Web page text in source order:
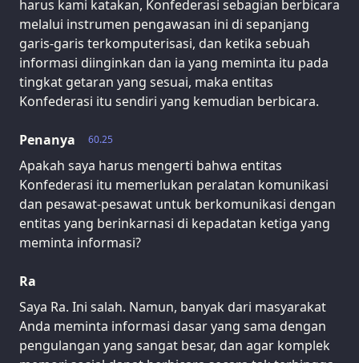
harus kami katakan, Konfederasi sebagian berbicara
melalui instrumen pengawasan ini di sepanjang
garis-garis terkomputerisasi, dan ketika sebuah
informasi diinginkan dan ia yang meminta itu pada
tingkat getaran yang sesuai, maka entitas
Konfederasi itu sendiri yang kemudian berbicara.
60.25
Penanya
Apakah saya harus mengerti bahwa entitas
Konfederasi itu memerlukan peralatan komunikasi
dan pesawat-pesawat untuk berkomunikasi dengan
entitas yang berinkarnasi di kepadatan ketiga yang
meminta informasi?
Ra
Saya Ra. Ini salah. Namun, banyak dari masyarakat
Anda meminta informasi dasar yang sama dengan
pengulangan yang sangat besar, dan agar komplek